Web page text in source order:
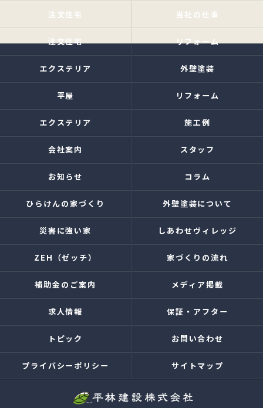
注文住宅 当社の仕事
注文住宅 リフォーム
エクステリア 外壁塗装
平屋 リフォーム
エクステリア 施工例
会社案内 スタッフ
お知らせ コラム
ひらけんの家づくり 外壁塗装について
災害に強い家 しあわせヴィレッジ
ZEH（ゼッチ） 家づくりの流れ
補助金のご案内 メディア掲載
求人情報 保証・アフター
トピック お問い合わせ
プライバシーポリシー サイトマップ